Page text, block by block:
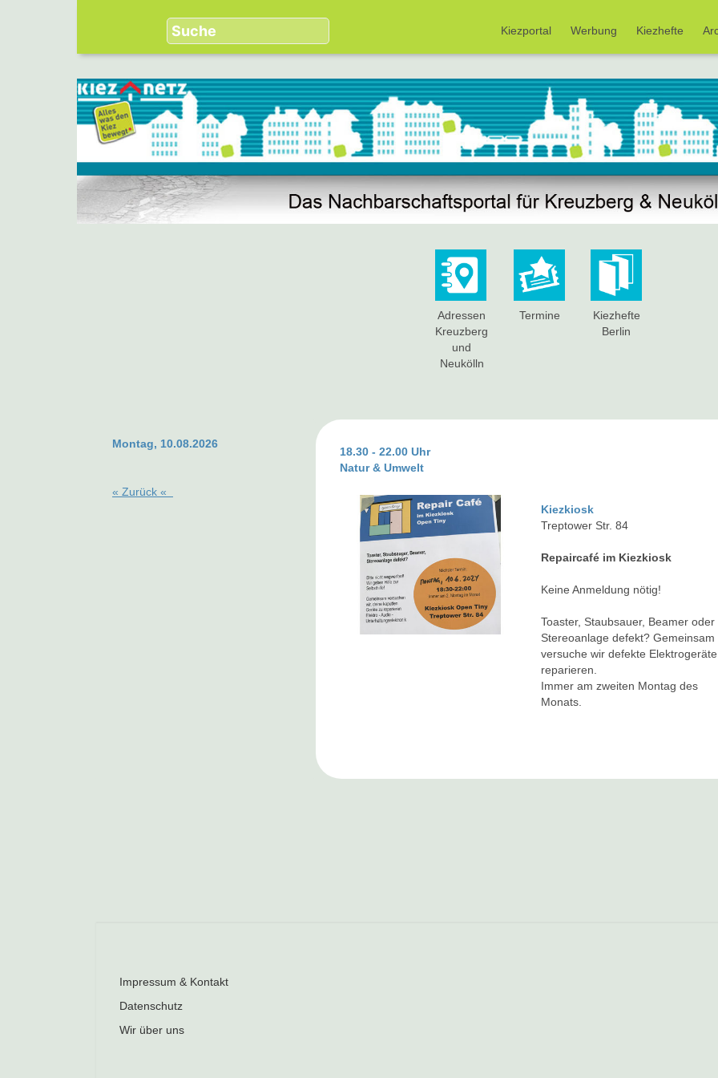
Kiezportal Werbung Kiezhefte
Adressen
Kreuzberg
und
Neukölln
Termine
Kiezhefte
Berlin
Montag, 10.08.2026
« Zurück «
18.30 - 22.00 Uhr
Natur & Umwelt
Kiezkiosk
Treptower Str. 84
Repaircafé im Kiezkiosk
Keine Anmeldung nötig!
Toaster, Staubsauer, Beamer oder
Stereoanlage defekt? Gemeinsam
versuche wir defekte
reparieren.
Immer am zweiten Montag des
Monats.
Impressum & Kontakt
Datenschutz
Wir über uns